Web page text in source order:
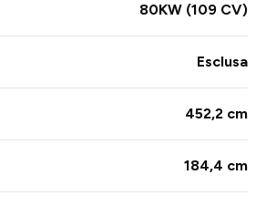
80KW (109 CV)
Esclusa
452,2 cm
184,4 cm